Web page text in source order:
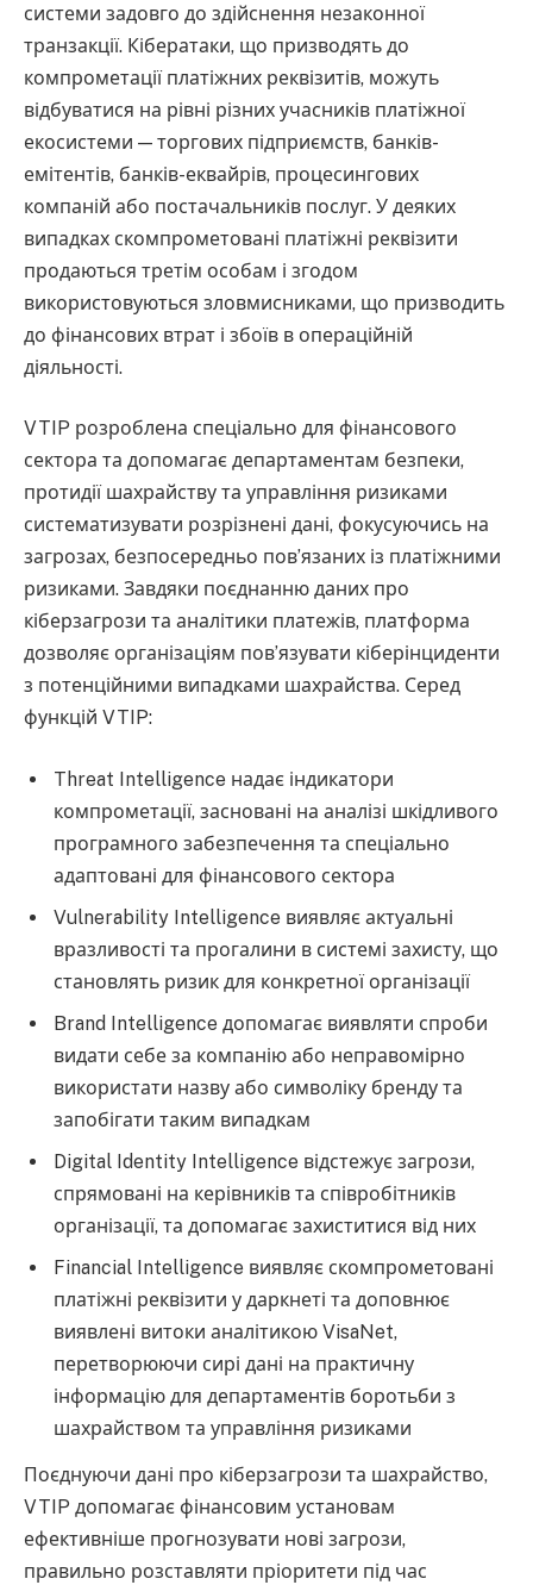
системи задовго до здійснення незаконної
транзакції. Кібератаки, що призводять до
компрометації платіжних реквізитів, можуть
відбуватися на рівні різних учасників платіжної
екосистеми — торгових підприємств, банків-
емітентів, банків-еквайрів, процесингових
компаній або постачальників послуг. У деяких
випадках скомпрометовані платіжні реквізити
продаються третім особам і згодом
використовуються зловмисниками, що призводить
до фінансових втрат і збоїв в операційній
діяльності.
VTIP розроблена спеціально для фінансового
сектора та допомагає департаментам безпеки,
протидії шахрайству та управління ризиками
систематизувати розрізнені дані, фокусуючись на
загрозах, безпосередньо пов’язаних із платіжними
ризиками. Завдяки поєднанню даних про
кіберзагрози та аналітики платежів, платформа
дозволяє організаціям пов’язувати кіберінциденти
з потенційними випадками шахрайства. Серед
функцій VTIP:
Threat Intelligence надає індикатори
компрометації, засновані на аналізі шкідливого
програмного забезпечення та спеціально
адаптовані для фінансового сектора
Vulnerability Intelligence виявляє актуальні
вразливості та прогалини в системі захисту, що
становлять ризик для конкретної організації
Brand Intelligence допомагає виявляти спроби
видати себе за компанію або неправомірно
використати назву або символіку бренду та
запобігати таким випадкам
Digital Identity Intelligence відстежує загрози,
спрямовані на керівників та співробітників
організації, та допомагає захиститися від них
Financial Intelligence виявляє скомпрометовані
платіжні реквізити у даркнеті та доповнює
виявлені витоки аналітикою VisaNet,
перетворюючи сирі дані на практичну
інформацію для департаментів боротьби з
шахрайством та управління ризиками
Поєднуючи дані про кіберзагрози та шахрайство,
VTIP допомагає фінансовим установам
ефективніше прогнозувати нові загрози,
правильно розставляти пріоритети під час